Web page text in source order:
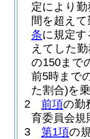
定により
間を超え
条に規定
えてした
の150まで
前5時まで
た割合)を
2
前項の勤
育委員会
3
第1項の